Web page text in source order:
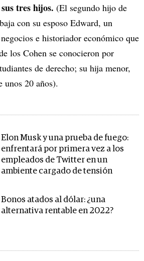
tres hijos. (El segundo hijo de
con su esposo Edward, un
e historiador económico que
los Cohen se conocieron por
de derecho; su hija menor,
20 años).
Elon Musk y una prueba de fuego:
enfrentará por primera vez a los
empleados de Twitter en un
ambiente cargado de tensión
Bonos atados al dólar: ¿una
alternativa rentable en 2022?